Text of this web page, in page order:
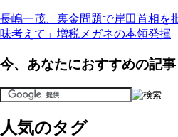
長嶋一茂、裏金問題で岸田首相
味考えて」増税メガネの本領発揮
今、あなたにおすすめの記事
人気のタグ